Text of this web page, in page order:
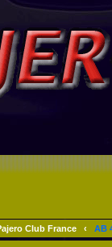
Club France ‹ AB